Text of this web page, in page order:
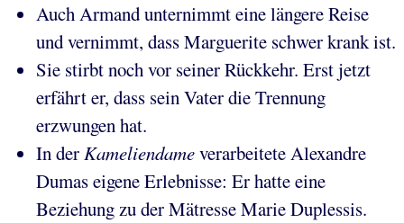
Auch Armand unternimmt eine längere Reise
und vernimmt, dass Marguerite schwer krank ist.
Sie stirbt noch vor seiner Rückkehr. Erst jetzt
erfährt er, dass sein Vater die Trennung
erzwungen hat.
In derKameliendameverarbeitete Alexandre
Dumas eigene Erlebnisse: Er hatte eine
Beziehung zu der Mätresse Marie Duplessis.